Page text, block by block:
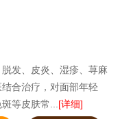
发、皮炎、湿疹、荨麻
合治疗，对面部年轻
等皮肤常... [详细]